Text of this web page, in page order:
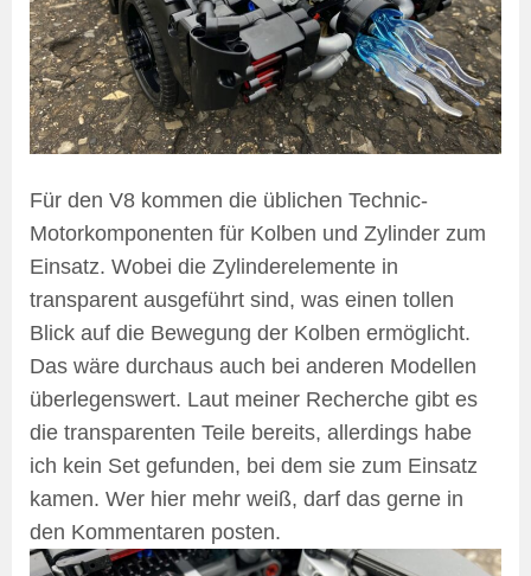
Für den V8 kommen die üblichen Technic-
Motorkomponenten für Kolben und Zylinder zum
Einsatz. Wobei die Zylinderelemente in
transparent ausgeführt sind, was einen tollen
Blick auf die Bewegung der Kolben ermöglicht.
Das wäre durchaus auch bei anderen Modellen
überlegenswert. Laut meiner Recherche gibt es
die transparenten Teile bereits, allerdings habe
ich kein Set gefunden, bei dem sie zum Einsatz
kamen. Wer hier mehr weiß, darf das gerne in
den Kommentaren posten.